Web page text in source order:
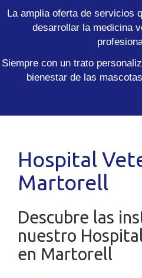
La amplia oferta de servicios
desarrollar la medicina
Siempre con un trato
bienestar de las
Hospital
Martorell
Descubre las
nuestro
en Martorell